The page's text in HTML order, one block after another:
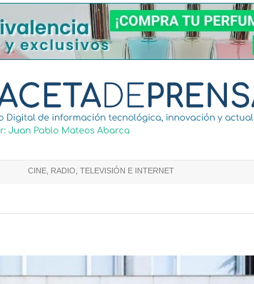
CINE, RADIO, TELEVISIÓN E INTERNET